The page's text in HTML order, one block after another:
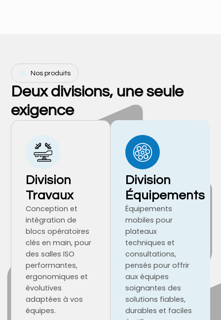
Nos produits
Deux divisions, une seule
exigence
Division
Travaux
Conception et
intégration de
blocs opératoires
clés en main, pour
des salles ISO
performantes,
ergonomiques et
évolutives
adaptées à vos
équipes.
Division
Équipements
Équipements
mobiles pour
plateaux
techniques et
consultations,
pensés pour offrir
aux équipes
soignantes des
solutions fiables,
durables et faciles